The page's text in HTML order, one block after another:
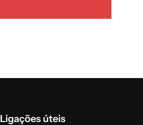
Ligações úteis